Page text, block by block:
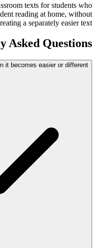
texts for students who
reading at home, without
a separately easier text.
Asked Questions
it becomes easier or different?